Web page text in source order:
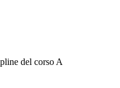
del corso A